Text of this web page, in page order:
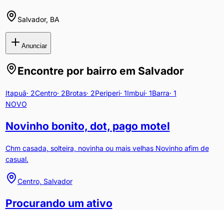
Salvador, BA
Anunciar
Encontre por bairro em Salvador
Itapuã· 2Centro· 2Brotas· 2Periperi· 1Imbuí· 1Barra· 1
NOVO
Novinho bonito, dot, pago motel
Chm casada, solteira, novinha ou mais velhas Novinho afim de
casual.
Centro, Salvador
Procurando um ativo